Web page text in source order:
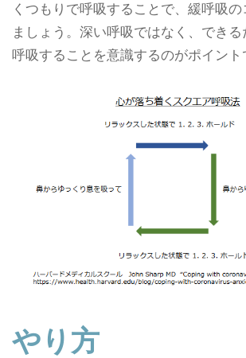
くつもりで呼吸することで、緩呼吸
ましょう。深い呼吸ではなく、できる
呼吸することを意識するのがポイント
やり方